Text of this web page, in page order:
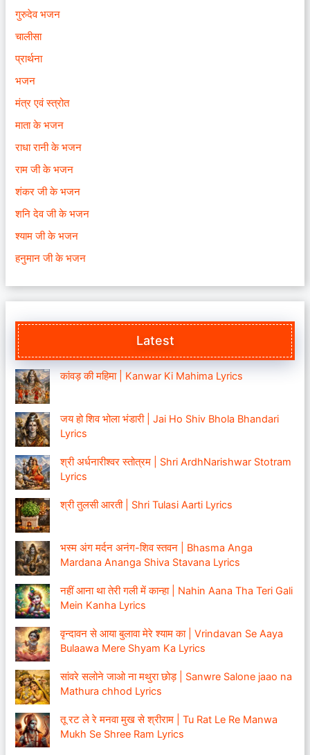
गुरुदेव भजन
चालीसा
प्रार्थना
भजन
मंत्र एवं स्त्रोत
माता के भजन
राधा रानी के भजन
राम जी के भजन
शंकर जी के भजन
शनि देव जी के भजन
श्याम जी के भजन
हनुमान जी के भजन
Latest
कांवड़ की महिमा | Kanwar Ki Mahima Lyrics
जय हो शिव भोला भंडारी | Jai Ho Shiv Bhola Bhandari
Lyrics
श्री अर्धनारीश्वर स्तोत्रम | Shri ArdhNarishwar Stotram
Lyrics
श्री तुलसी आरती | Shri Tulasi Aarti Lyrics
भस्म अंग मर्दन अनंग-शिव स्तवन | Bhasma Anga
Mardana Ananga Shiva Stavana Lyrics
नहीं आना था तेरी गली में कान्हा | Nahin Aana Tha Teri Gali
Mein Kanha Lyrics
वृन्दावन से आया बुलावा मेरे श्याम का | Vrindavan Se Aaya
Bulaawa Mere Shyam Ka Lyrics
सांवरे सलोने जाओ ना मथुरा छोड़ | Sanwre Salone jaao na
Mathura chhod Lyrics
तू रट ले रे मनवा मुख से श्रीराम | Tu Rat Le Re Manwa
Mukh Se Shree Ram Lyrics